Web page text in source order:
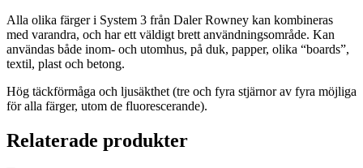
Alla olika färger i System 3 från Daler Rowney kan kombineras
med varandra, och har ett väldigt brett användningsområde. Kan
användas både inom- och utomhus, på duk, papper, olika “boards”,
textil, plast och betong.
Hög täckförmåga och ljusäkthet (tre och fyra stjärnor av fyra möjliga
för alla färger, utom de fluorescerande).
Relaterade produkter